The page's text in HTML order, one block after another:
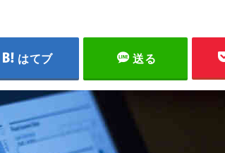
はてブ 送る